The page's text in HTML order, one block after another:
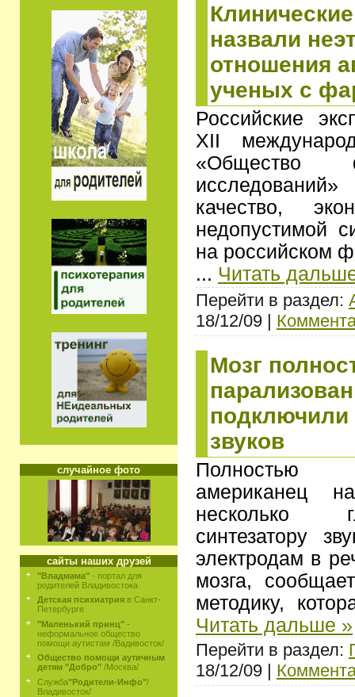
случайное фото
сайты наших друзей
"Владмама" - портал для
родителей Владивостока
Детская психиатрия в Санкт-
Петербурге
"Маленький принц" -
неформальное общество
помощи аутистам /Вадивосток/
Общество помощи аутичным
детям "Добро" /Москва/
Служба"Родители-Инфо"/
Владивосток/
назвали
отношения
ученых с
Российские
XII
«Общество
качество,
недопустимой
на российском
... Читать
Перейти в раздел:
18/12/09 |
Мозг
подключили
звуков
Полностью
американец
несколько
синтезатору
электродам в
мозга,
методику,
Читать дальше »
Перейти в раздел:
18/12/09 |